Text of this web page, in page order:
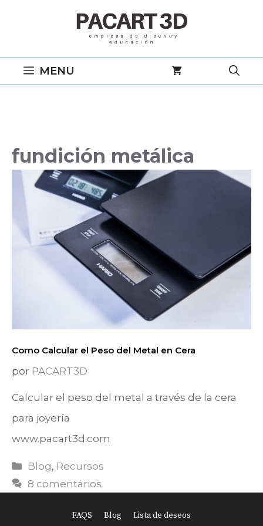
MENU
fundición metálica
Como Calcular el Peso del Metal en Cera
por PACART3D
Calcular el peso del metal a través de la cera
para joyería
www.pacart3d.com
Categorías
Blog, Recursos
8 comentarios
FAQS Blog Lista de deseos